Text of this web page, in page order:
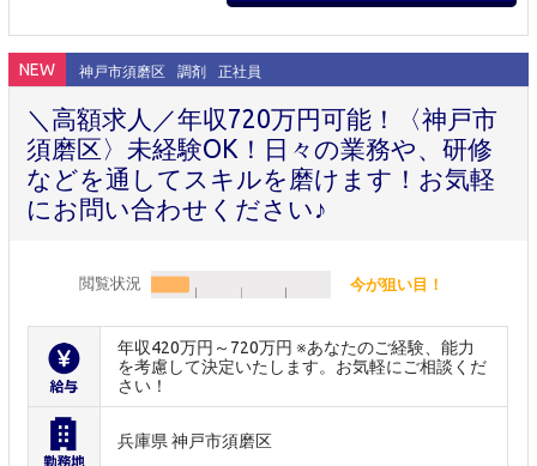
NEW 神戸市須磨区 調剤 正社員
＼高額求人／年収720万円可能！〈神戸市
須磨区〉未経験OK！日々の業務や、研修
などを通してスキルを磨けます！お気軽
にお問い合わせください♪
閲覧状況 今が狙い目！
年収420万円～720万円 ※あなたのご経験、能力
を考慮して決定いたします。お気軽にご相談くだ
さい！
兵庫県 神戸市須磨区